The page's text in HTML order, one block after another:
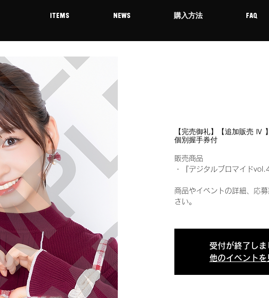
ITEMS NEWS 購入方法 FAQ
【完売御礼】【追加販売 Ⅳ
個別握手券付
販売商品
・『デジタルブロマイド
商品やイベントの詳細、応
さい。
受付が終了しま
他のイベントを